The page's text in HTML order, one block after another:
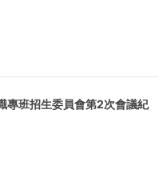
專班招生委員會第2次會議紀